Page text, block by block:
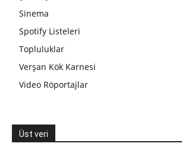
Sinema
Spotify Listeleri
Topluluklar
Verşan Kök Karnesi
Video Röportajlar
Üst veri